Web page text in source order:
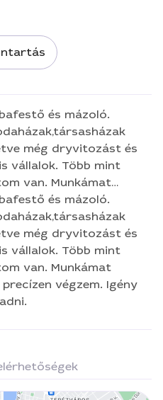
és mázoló.
még dryvitozást és
vállalok. Több mint
van. Munkámat
végzem. Igény
és mázoló.
még dryvitozást és
vállalok. Több mint
van. Munkámat
végzem. Igény